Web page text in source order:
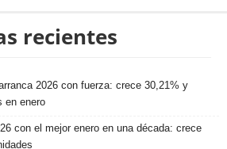
recientes
2026 con fuerza: crece 30,21% y
en enero
con el mejor enero en una década: crece